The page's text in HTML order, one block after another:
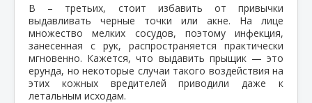
В – третьих, стоит избавить от привычки
выдавливать черные точки или акне. На лице
множество мелких сосудов, поэтому инфекция,
занесенная с рук, распространяется практически
мгновенно. Кажется, что выдавить прыщик — это
ерунда, но некоторые случаи такого воздействия на
этих кожных вредителей приводили даже к
летальным исходам.